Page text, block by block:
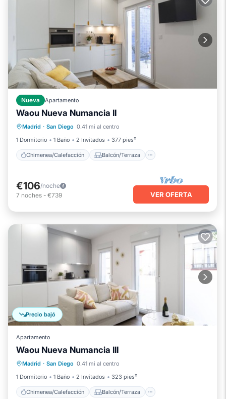
Nueva Apartamento
Waou Nueva Numancia II
Madrid · San Diego 0.41 mi al centro
1 Dormitorio
1 Baño 2 Invitados 377 pies²
Chimenea/Calefacción Balcón/Terraza
Chimenea/Calefacción
Se admiten mascotas
€106/noche
7 noches - €739 VER OFERTA
Precio bajó
Apartamento
Waou Nueva Numancia III
Madrid · San Diego 0.41 mi al centro
1 Dormitorio
1 Baño 2 Invitados 323 pies²
Chimenea/Calefacción Balcón/Terraza
Chimenea/Calefacción
Se admiten mascotas